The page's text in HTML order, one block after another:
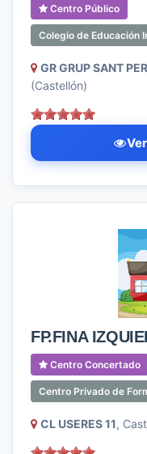
Centro Público
Colegio de Educación
GR GRUP SANT
(Castellón)
FP.FINA
Centro Concertado
Centro Privado de
CL USERES 11,